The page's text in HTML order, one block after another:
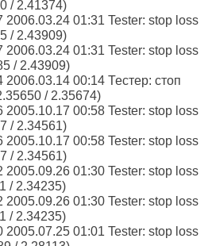
/ 2.41374)
2006.03.24 01:31 Tester: stop loss
/ 2.43909)
2006.03.24 01:31 Tester: stop loss
/ 2.43909)
00:14 Тестер: стоп
/ 2.35674)
2005.10.17 00:58 Tester: stop loss
/ 2.34561)
2005.10.17 00:58 Tester: stop loss
/ 2.34561)
2005.09.26 01:30 Tester: stop loss
/ 2.34235)
2005.09.26 01:30 Tester: stop loss
/ 2.34235)
2005.07.25 01:01 Tester: stop loss